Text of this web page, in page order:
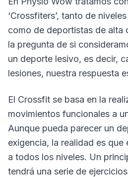
‘Crossfiters’, tanto de
como de deportistas de alta
la pregunta de si
un deporte lesivo, es decir,
lesiones, nuestra respuesta
El Crossfit se basa en la
movimientos funcionales a
Aunque pueda parecer un
exigencia, la realidad es
a todos los niveles. Un
tendrá una serie de